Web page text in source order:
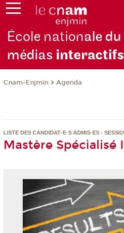
École nationale
médias interactifs
Cnam-Enjmin Agenda
LISTE DES CANDIDAT·E·S ADMIS·ES -
Mastère Spécialisé